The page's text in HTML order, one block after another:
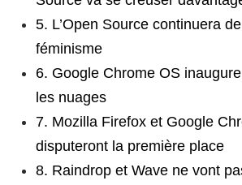
5. L’Open Source continuera
féminisme
6. Google Chrome OS
les nuages
7. Mozilla Firefox et Google
disputeront la première place
8. Raindrop et Wave ne vont